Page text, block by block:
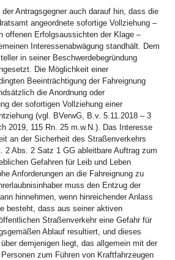
Antragsgegner auch darauf hin, dass die
angeordnete sofortige Vollziehung –
offenen Erfolgsaussichten der Klage –
Interessenabwägung standhält. Dem
in seiner Beschwerdebegründung
Die Möglichkeit einer
Beeinträchtigung der Fahreignung
die Anordnung oder
der sofortigen Vollziehung einer
(vgl. BVerwG, B.v. 5.11.2018 – 3
2019, 115 Rn. 25 m.w.N.). Das Interesse
an der Sicherheit des Straßenverkehrs
2 Abs. 2 Satz 1 GG ableitbare Auftrag zum
Gefahren für Leib und Leben
Anforderungen an die Fahreignung zu
muss den Entzug der
hinnehmen, wenn hinreichender Anlass
besteht, dass aus seiner aktiven
Straßenverkehr eine Gefahr für
Ablauf resultiert, und dieses
demjenigen liegt, das allgemein mit der
zum Führen von Kraftfahrzeugen